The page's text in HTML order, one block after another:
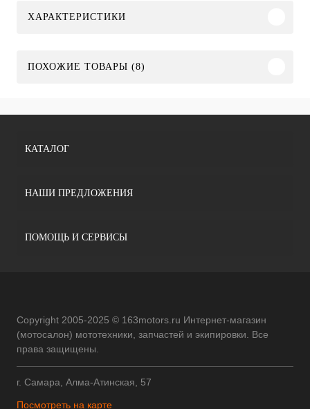
ХАРАКТЕРИСТИКИ
ПОХОЖИЕ ТОВАРЫ (8)
КАТАЛОГ
НАШИ ПРЕДЛОЖЕНИЯ
ПОМОЩЬ И СЕРВИСЫ
Copyright 2005-2025 © 163motors.ru Интернет-магазин
(мотосалон) мототехники, запчастей и экипировки. Все
права защищены.
г. Самара, Алма-Атинская, 57
Посмотреть на карте